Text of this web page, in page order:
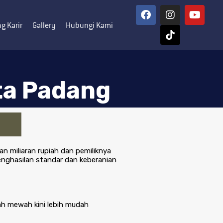
Karir Gallery Hubungi Kami
Padang
miliaran rupiah dan pemiliknya
standar dan keberanian
mewah kini lebih mudah